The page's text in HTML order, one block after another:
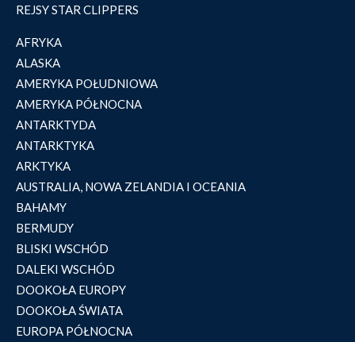
REJSY STAR CLIPPERS
AFRYKA
ALASKA
AMERYKA POŁUDNIOWA
AMERYKA PÓŁNOCNA
ANTARKTYDA
ANTARKTYKA
ARKTYKA
AUSTRALIA, NOWA ZELANDIA I OCEANIA
BAHAMY
BERMUDY
BLISKI WSCHÓD
DALEKI WSCHÓD
DOOKOŁA EUROPY
DOOKOŁA ŚWIATA
EUROPA PÓŁNOCNA